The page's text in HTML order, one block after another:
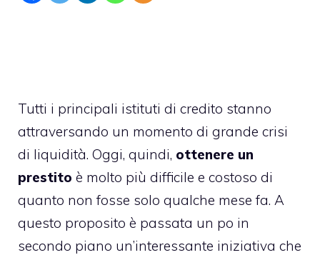
Tutti i principali istituti di credito stanno
attraversando un momento di grande crisi
di liquidità. Oggi, quindi, ottenere un
prestito è molto più difficile e costoso di
quanto non fosse solo qualche mese fa. A
questo proposito è passata un po in
secondo piano un’interessante iniziativa che